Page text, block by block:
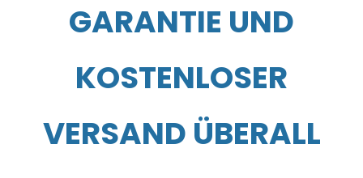
GARANTIE UND
KOSTENLOSER
VERSAND ÜBERALL